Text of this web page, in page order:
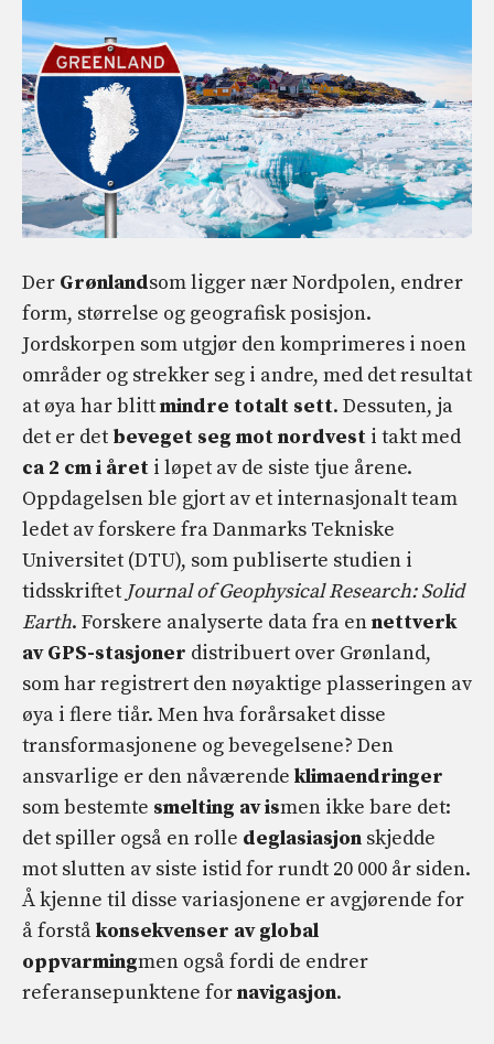
Der Grønlandsom ligger nær Nordpolen, endrer
form, størrelse og geografisk posisjon.
Jordskorpen som utgjør den komprimeres i noen
områder og strekker seg i andre, med det resultat
at øya har blittmindre totalt sett. Dessuten, ja
det er det beveget seg mot nordvest i takt med
ca 2 cm i året i løpet av de siste tjue årene.
Oppdagelsen ble gjort av et internasjonalt team
ledet av forskere fra Danmarks Tekniske
Universitet (DTU), som publiserte studien i
tidsskriftet Journal of Geophysical Research: Solid
Earth. Forskere analyserte data fra ennettverk
av GPS-stasjoner distribuert over Grønland,
som har registrert den nøyaktige plasseringen av
øya i flere tiår. Men hva forårsaket disse
transformasjonene og bevegelsene? Den
ansvarlige er den nåværende klimaendringer
som bestemte smelting av ismen ikke bare det:
det spiller også en rolle deglasiasjon skjedde
mot slutten av siste istid for rundt 20 000 år siden.
Å kjenne til disse variasjonene er avgjørende for
å forståkonsekvenser av global
oppvarmingmen også fordi de endrer
referansepunktene fornavigasjon.